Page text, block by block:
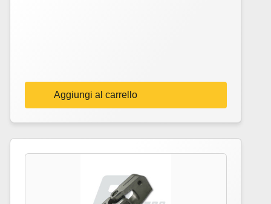
Aggiungi al carrello